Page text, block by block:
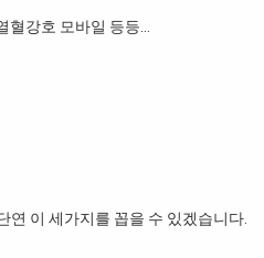
강호 모바일 등등…
연 이 세가지를 꼽을 수 있겠습니다.